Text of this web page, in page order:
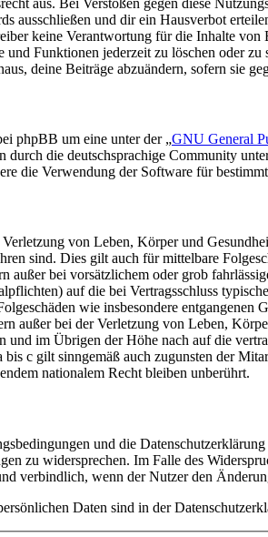
ausschließen und dir ein Hausverbot
keine Verantwortung für die Inhalte
Funktionen jederzeit zu löschen oder zu
deine Beiträge abzuändern, sofern sie
phpBB um eine unter der „GNU General
durch die deutschsprachige Community
die Verwendung der Software für
von Leben, Körper und
sind. Dies gilt auch für mittelbare
außer bei vorsätzlichem oder grob
auf die bei Vertragsschluss
wie insbesondere entgangenen
außer bei der Verletzung von Leben,
und im Übrigen der Höhe nach auf die
c gilt sinngemäß auch zugunsten der
nationalem Recht bleiben unberührt.
und die
zu widersprechen. Im Falle des
verbindlich, wenn der Nutzer den
Daten sind in der